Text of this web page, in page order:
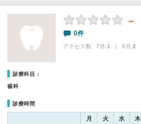
－
0件
アクセス数 7月:1 | 6月:2
診療科目：
歯科
診療時間
月 火 水 木